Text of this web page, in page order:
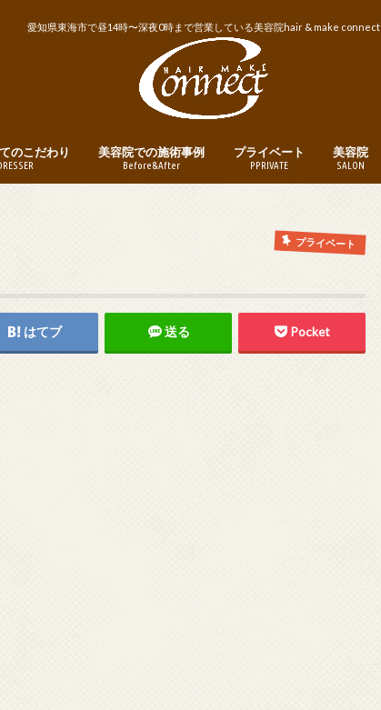
愛知県東海市で昼14時〜深夜0時まで営業している美容院hair & make connect
のこだわり 美容院での施術事例
Before&After
プライベート
PPRIVATE
美容院
SALON
プライベート
はてブ 送る Pocket